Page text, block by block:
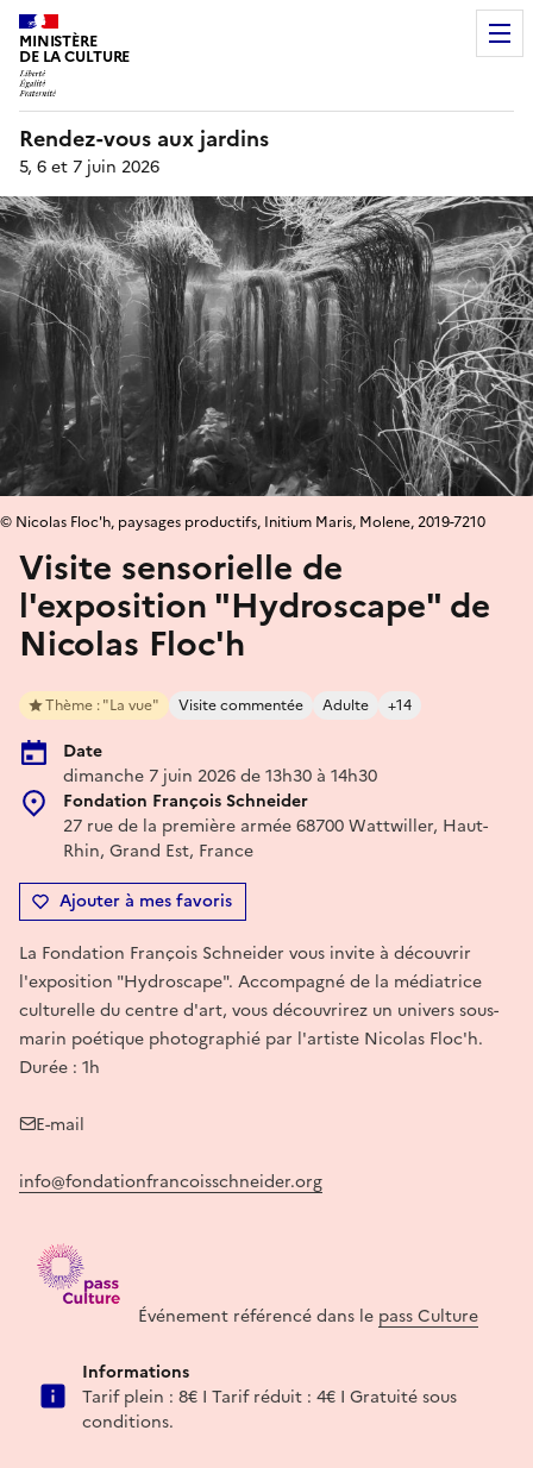
MINISTÈRE
DE LA CULTURE
Rendez-vous aux jardins
5, 6 et 7 juin 2026
Visite sensorielle de
l'exposition "Hydroscape" de
Nicolas Floc'h
Thème : "La vue" Visite commentée Adulte +14
Date
dimanche 7 juin 2026 de 13h30 à 14h30
Fondation François Schneider
27 rue de la première armée 68700 Wattwiller, Haut-
Rhin, Grand Est, France
Ajouter à mes favoris
© Nicolas Floc'h, paysages productifs, Initium Maris, Molene, 2019-7210
La Fondation François Schneider vous invite à découvrir
l'exposition "Hydroscape". Accompagné de la médiatrice
culturelle du centre d'art, vous découvrirez un univers sous-
marin poétique photographié par l'artiste Nicolas Floc'h.
Durée : 1h
E-mail
info@fondationfrancoisschneider.org
Événement référencé dans le pass Culture
Informations
Tarif plein : 8€ I Tarif réduit : 4€ I Gratuité sous
conditions.